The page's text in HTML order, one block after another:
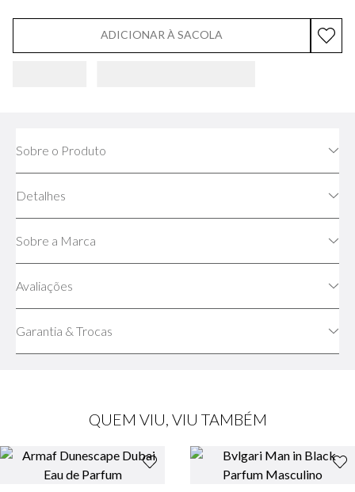
ADICIONAR À SACOLA
Sobre o Produto
Detalhes
Sobre a Marca
Avaliações
Garantia & Trocas
QUEM VIU, VIU TAMBÉM